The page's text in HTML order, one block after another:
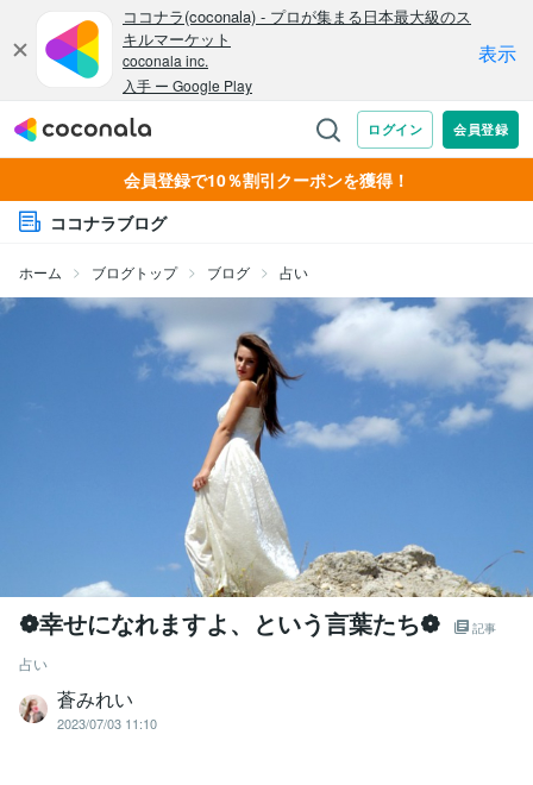
会員登録で10％割引クーポンを獲得！
ココナラブログ
ホーム ブログトップ ブログ 占い
❁幸せになれますよ、という言葉たち❁ 記事
占い
蒼みれい
2023/07/03 11:10